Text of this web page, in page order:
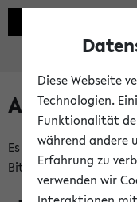
Anmeldung
Es gibt mehrere
Bitte wählen Sie die
Diese Webseite
Technologien.
Funktionalität
während andere
Erfahrung zu
verwenden wir